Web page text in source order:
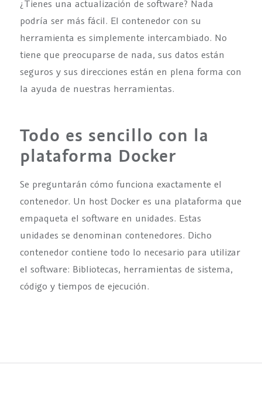
¿Tienes una actualización de software? Nada
podría ser más fácil. El contenedor con su
herramienta es simplemente intercambiado. No
tiene que preocuparse de nada, sus datos están
seguros y sus direcciones están en plena forma con
la ayuda de nuestras herramientas.
Todo es sencillo con la
plataforma Docker
Se preguntarán cómo funciona exactamente el
contenedor. Un host Docker es una plataforma que
empaqueta el software en unidades. Estas
unidades se denominan contenedores. Dicho
contenedor contiene todo lo necesario para utilizar
el software: Bibliotecas, herramientas de sistema,
código y tiempos de ejecución.